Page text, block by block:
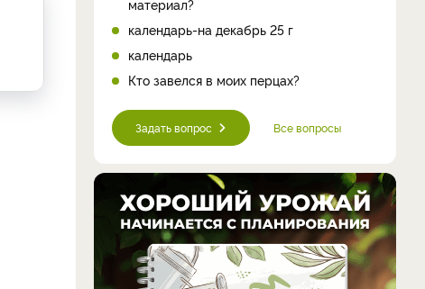
материал?
календарь-на декабрь 25 г
календарь
Кто завелся в моих перцах?
Задать вопрос Все вопросы